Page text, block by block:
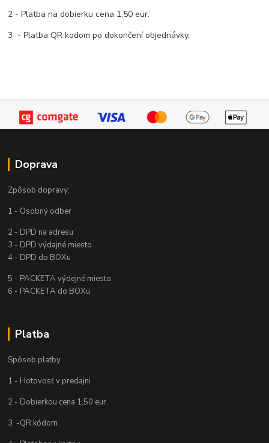
2 - Platba na dobierku cena 1,50 eur.
3 - Platba QR kodom po dokončení objednávky.
Doprava
Zpôsob dopravy:
1 - Osobný odber
2 - DPD na adresu
3 - DPD výdajné miesto
4 - DPD do BOXu
5 - PACKETA výdejné miesto
6 - PACKETA do BOXu
Platba
Spôsob platby
1 - Hotovosť v predajni
2 - Dobierkou cena 1,50 eur.
3 -QR kódom